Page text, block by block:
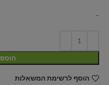
–
הוסף לרשימת המשאלות